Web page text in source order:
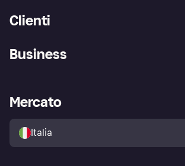
Clienti
Esplora i negozi
Politica di protezione
dell'acquirente Klarna
Business
Accesso aziende
Mercato
Italia